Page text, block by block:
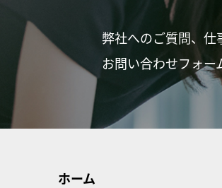
弊社へのご質問、
お問い合わせフォ
ホーム